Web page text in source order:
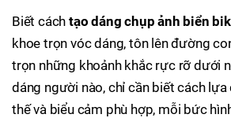
Biết cách tạo dáng chụp ảnh biển
khoe trọn vóc dáng, tôn lên đường
trọn những khoảnh khắc rực rỡ dưới
dáng người nào, chỉ cần biết cách
thế và biểu cảm phù hợp, mỗi bức